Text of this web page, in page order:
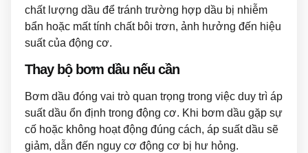
chất lượng dầu để tránh trường hợp dầu bị nhiễm
bẩn hoặc mất tính chất bôi trơn, ảnh hưởng đến hiệu
suất của động cơ.
Thay bộ bơm dầu nếu cần
Bơm dầu đóng vai trò quan trọng trong việc duy trì áp
suất dầu ổn định trong động cơ. Khi bơm dầu gặp sự
cố hoặc không hoạt động đúng cách, áp suất dầu sẽ
giảm, dẫn đến nguy cơ động cơ bị hư hỏng.